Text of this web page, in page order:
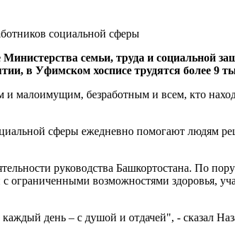
семьи, труда и социальной
в Уфимском хосписе трудятся более 9
малоимущим, безработным и всем, кто
сферы ежедневно помогают людям
руководства Башкортостана. По
ограниченными возможностями здоровья,
день – с душой и отдачей", - сказал